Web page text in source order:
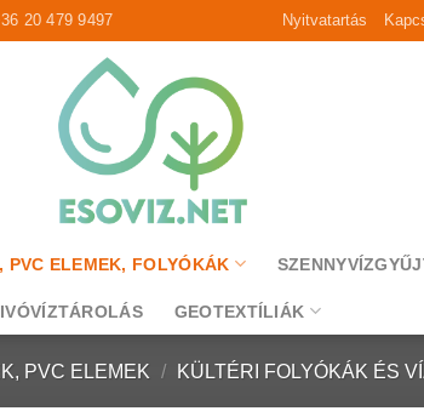
20 479 9497 Nyitvatartás
PVC ELEMEK, FOLYÓKÁK
IVÓVÍZTÁROLÁS GEOTEXTÍLIÁK
PVC ELEMEK / KÜLTÉRI FOLYÓKÁK ÉS